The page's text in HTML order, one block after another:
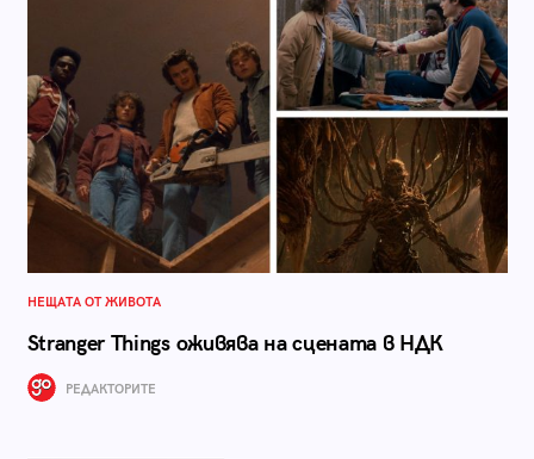
НЕЩАТА ОТ ЖИВОТА
Stranger Things оживява на сцената в НДК
РЕДАКТОРИТЕ